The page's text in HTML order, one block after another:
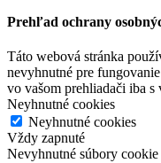
Prehľad ochrany
Táto webová stránka
nevyhnutné pre
vo vašom prehliadači iba
Neyhnutné cookies
Neyhnutné cookies
Vždy zapnuté
Nevyhnutné súbory